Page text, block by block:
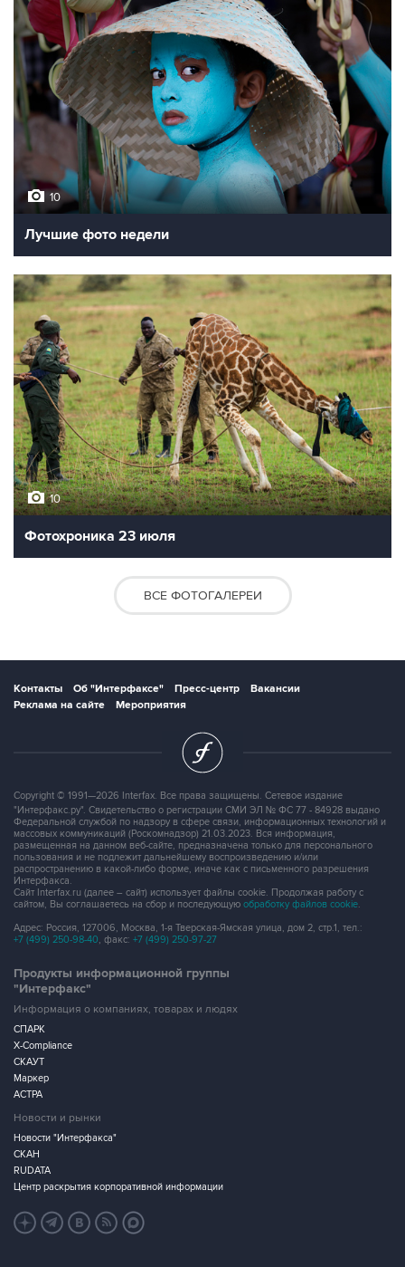
10
Лучшие фото недели
10
Фотохроника 23 июля
ВСЕ ФОТОГАЛЕРЕИ
Контакты Об "Интерфаксе" Пресс-центр
Вакансии
Реклама на сайте
Мероприятия
Copyright © 1991—2026 Interfax. Все права защищены. Сетевое издание
"Интерфакс.ру". Свидетельство о регистрации СМИ ЭЛ № ФС 77 - 84928 выдано
Федеральной службой по надзору в сфере связи, информационных технологий и
массовых коммуникаций (Роскомнадзор) 21.03.2023. Вся информация,
размещенная на данном веб-сайте, предназначена только для персонального
пользования и не подлежит дальнейшему воспроизведению и/или
распространению в какой-либо форме, иначе как с письменного разрешения
Интерфакса.
Сайт Interfax.ru (далее – сайт) использует файлы cookie. Продолжая работу с
сайтом, Вы соглашаетесь на сбор и последующую обработку файлов cookie.
Адрес: Россия, 127006, Москва, 1-я Тверская-Ямская улица, дом 2, стр.1, тел.:
+7 (499) 250-98-40, факс: +7 (499) 250-97-27
Продукты информационной группы
"Интерфакс"
Информация о компаниях, товарах и людях
СПАРК
X-Compliance
СКАУТ
Маркер
АСТРА
Новости и рынки
Новости "Интерфакса"
СКАН
RUDATA
Центр раскрытия корпоративной информации